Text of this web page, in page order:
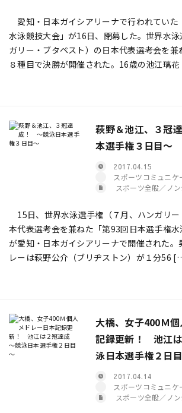
愛知・日本ガイシアリーナで行われていた
水泳競技大会」が16日、閉幕した。世界水
ガリー・ブタペスト）の日本代表選考会を
８種目で決勝が開催された。16歳の池江璃
萩野＆池江、３冠
本選手権３日目～
2017.04.15
スポーツコミュニケ
スポーツ全般／ノ
15日、世界水泳選手権（７月、ハンガリー
本代表選考会を兼ねた「第93回日本選手権
が愛知・日本ガイシアリーナで開催された
レーは萩野公介（ブリヂストン）が１分56
大橋、女子400Ｍ
記録更新！ 池江
泳日本選手権２日
2017.04.14
スポーツコミュニケ
スポーツ全般／ノ